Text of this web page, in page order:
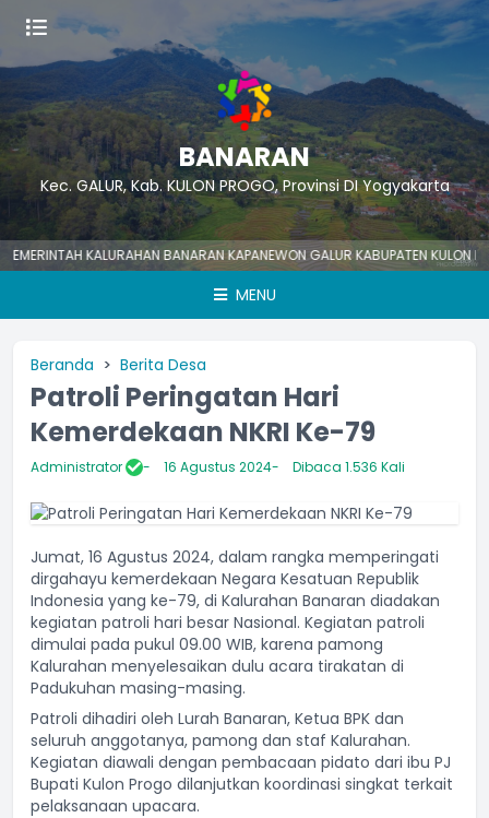
BANARAN
Kec. GALUR, Kab. KULON PROGO, Provinsi DI Yogyakarta
KALURAHAN BANARAN KAPANEWON GALUR KABUPATEN
MENU
Beranda Berita Desa
Patroli Peringatan Hari
Kemerdekaan NKRI Ke-79
Administrator 16 Agustus 2024 Dibaca 1.536 Kali
Jumat, 16 Agustus 2024, dalam rangka memperingati
dirgahayu kemerdekaan Negara Kesatuan Republik
Indonesia yang ke-79, di Kalurahan Banaran diadakan
kegiatan patroli hari besar Nasional. Kegiatan patroli
dimulai pada pukul 09.00 WIB, karena pamong
Kalurahan menyelesaikan dulu acara tirakatan di
Padukuhan masing-masing.
Patroli dihadiri oleh Lurah Banaran, Ketua BPK dan
seluruh anggotanya, pamong dan staf Kalurahan.
Kegiatan diawali dengan pembacaan pidato dari ibu PJ
Bupati Kulon Progo dilanjutkan koordinasi singkat terkait
pelaksanaan upacara.